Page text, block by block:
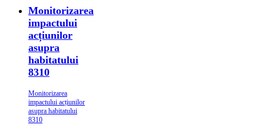
Monitorizarea
impactului
acțiunilor
asupra
habitatului
8310
Monitorizarea
impactului acțiunilor
asupra habitatului
8310